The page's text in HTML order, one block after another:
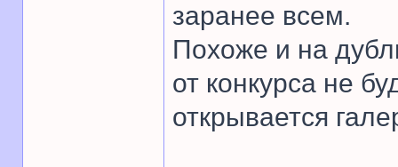
заранее всем.
Похоже и на
от конкурса не
открывается